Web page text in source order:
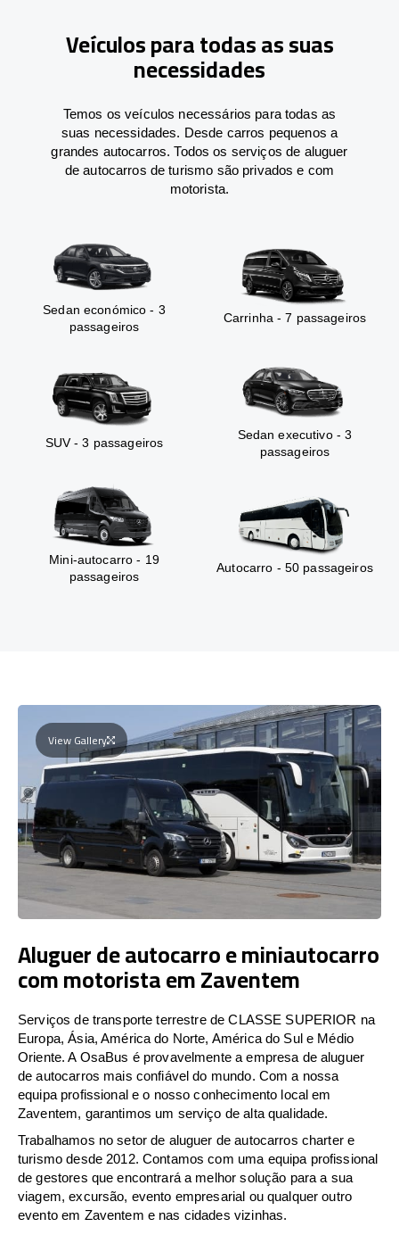
Veículos para todas as suas
necessidades
Temos os veículos necessários para todas as
suas necessidades. Desde carros pequenos a
grandes autocarros. Todos os serviços de aluguer
de autocarros de turismo são privados e com
motorista.
Sedan económico - 3
passageiros
Carrinha - 7 passageiros
SUV - 3 passageiros
Sedan executivo - 3
passageiros
Mini-autocarro - 19
passageiros
Autocarro - 50 passageiros
View Gallery
Aluguer de autocarro e miniautocarro
com motorista em Zaventem
Serviços de transporte terrestre de CLASSE SUPERIOR na
Europa, Ásia, América do Norte, América do Sul e Médio
Oriente. A OsaBus é provavelmente a empresa de aluguer
de autocarros mais confiável do mundo. Com a nossa
equipa profissional e o nosso conhecimento local em
Zaventem, garantimos um serviço de alta qualidade.
Trabalhamos no setor de aluguer de autocarros charter e
turismo desde 2012. Contamos com uma equipa profissional
de gestores que encontrará a melhor solução para a sua
viagem, excursão, evento empresarial ou qualquer outro
evento em Zaventem e nas cidades vizinhas.